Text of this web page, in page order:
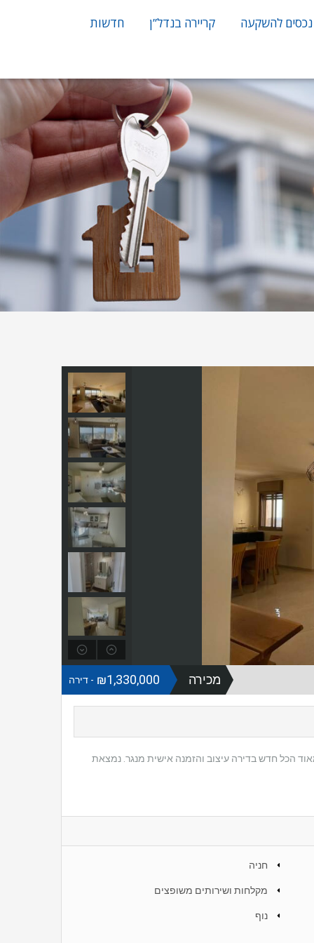
נכסים להשקעה קריירה בנדל”ן חדשות
מכירה ₪1,330,000 - דירה
ברמה גבוהה מאוד הכל חדש בדירה עיצוב והזמנה אישית מנגר. נמצאת
חניה
מקלחות ושירותים משופצים
נוף